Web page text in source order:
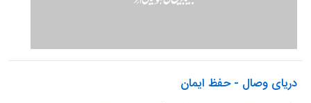
دریای وصال - حفظ ایمان